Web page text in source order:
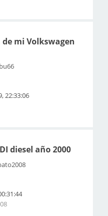
mi Volkswagen
22:33:06
diesel año 2000